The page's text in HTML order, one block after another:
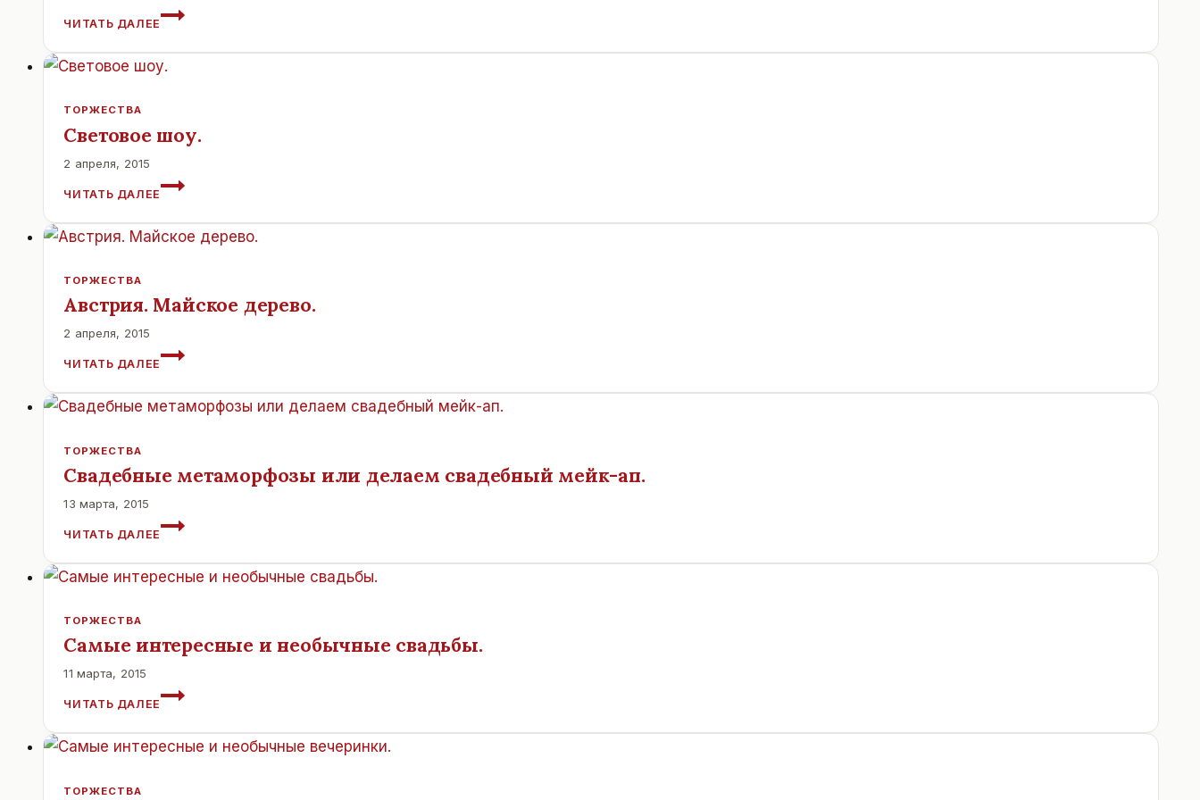
ЧИТАТЬ ДАЛЕЕ
СВАДЕБНЫЕ
2016
ГОДА
ТОРЖЕСТВА
Световое шоу.
2 апреля, 2015
ЧИТАТЬ ДАЛЕЕ
СВЕТОВОЕ
ТОРЖЕСТВА
Австрия. Майское дерево.
2 апреля, 2015
ЧИТАТЬ ДАЛЕЕ
АВСТРИЯ.
ДЕРЕВО.
ТОРЖЕСТВА
Свадебные метаморфозы или делаем свадебный мейк-ап.
13 марта, 2015
ЧИТАТЬ ДАЛЕЕ
СВАДЕБНЫЕ
ДЕЛАЕМ
ТОРЖЕСТВА
Самые интересные и необычные свадьбы.
11 марта, 2015
ЧИТАТЬ ДАЛЕЕ
САМЫЕ
И
НЕОБЫЧНЫЕ
ТОРЖЕСТВА